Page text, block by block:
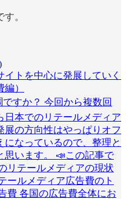
。
トを中心に発展していく
）
すか？ 今回から複数回
日本でのリテールメディア
展の方向性はやっぱりオフ
なっているので、整理と
思います。 📣この記事で
リテールメディアの現状
ールメディア広告費のト
費 各国の広告費全体にお